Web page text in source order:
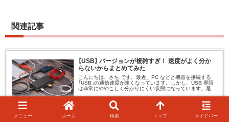
関連記事
【USB】 バージョンが複雑すぎ！ 速度がよく分か
らないからまとめてみた
こんにちは、さち です。最近、PC などと機器を接続する
「USB」の通信速度が速くなっています。しかし、USB 界隈
は非常にややこしく分かりにくい状態になっています。最新
at.sachi-web.com
メニュー ホーム 検索 トップ サイドバー